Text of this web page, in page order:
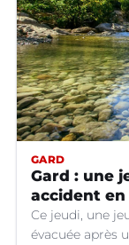
GARD
Gard : une
accident
Ce jeudi, une
évacuée après